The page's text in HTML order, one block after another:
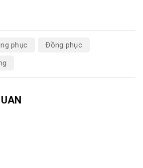
phục
Đồng phục